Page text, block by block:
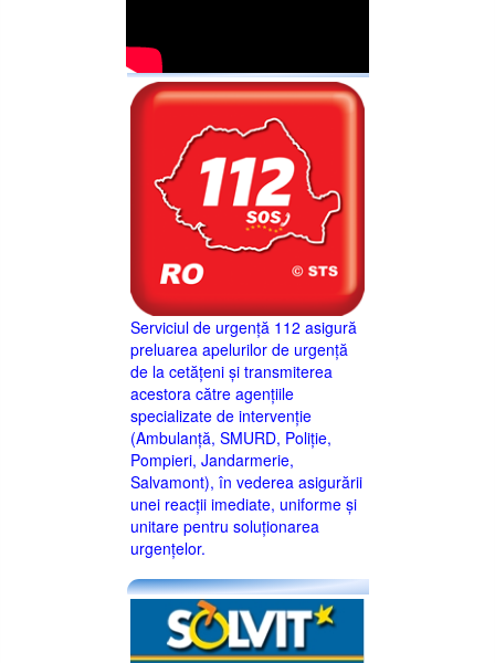
Serviciul de urgență 112 asigură
preluarea apelurilor de urgență
de la cetățeni și transmiterea
acestora către agențiile
specializate de intervenție
(Ambulanță, SMURD, Poliție,
Pompieri, Jandarmerie,
Salvamont), în vederea asigurării
unei reacții imediate, uniforme și
unitare pentru soluționarea
urgențelor.